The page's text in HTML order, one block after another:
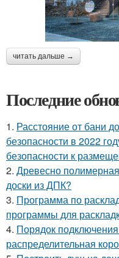
читать дальше →
Последние
1. Расстояние от бани
безопасности в 2022
безопасности к
2. Древесно
доски из ДПК?
3. Программа по
программы для
4. Порядок
распределительная